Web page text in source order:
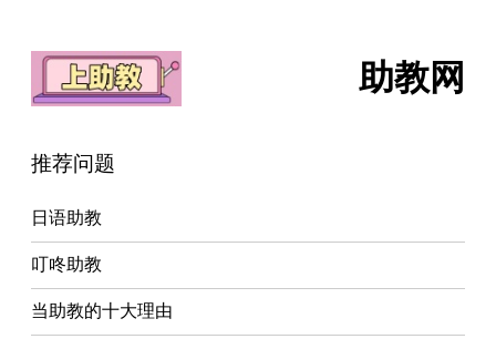
助教网
推荐问题
日语助教
叮咚助教
当助教的十大理由